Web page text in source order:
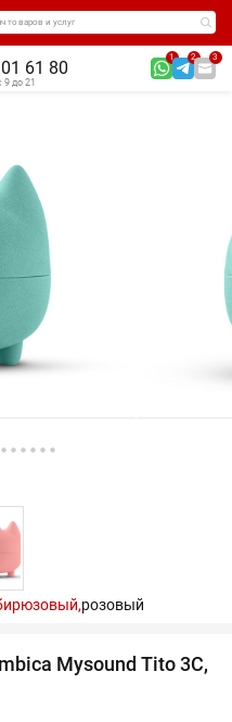
товаров и услуг
61 80
1 2 3
до 21
розовый
Mysound Tito 3C,